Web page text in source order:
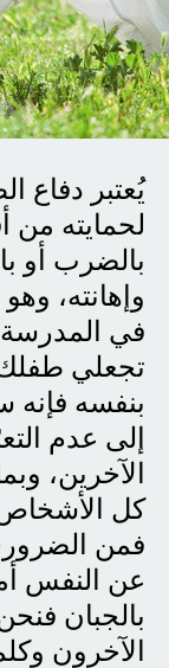
يُعتبر دفاع
لحمايته من
بالضرب أو
وإهانته،
في
تجعلي
بنفسه
إلى عدم
الآخرين،
كل الأشخاص
فمن
عن النفس
بالجبان
الآخرون